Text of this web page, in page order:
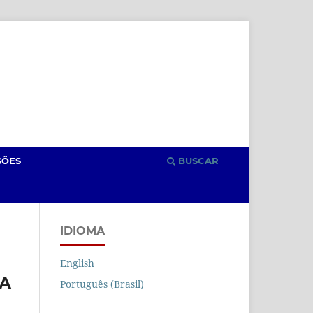
BUSCAR
IDIOMA
English
Português (Brasil)